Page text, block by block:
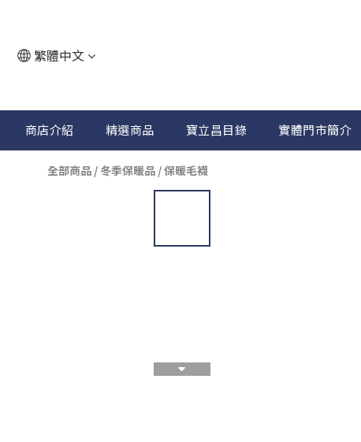
繁體中文
商店介紹 精選商品 寶立昌目錄 實體門市簡介
全部商品 / 冬季保暖品 /保暖毛襪